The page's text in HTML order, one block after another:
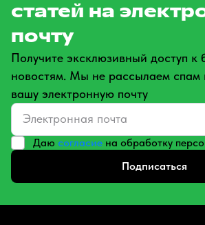
статей на
почту
Получите эксклюзивный доступ к
новостям. Мы не рассылаем спам
вашу электронную почту
Даю согласие на обработку
Подписаться